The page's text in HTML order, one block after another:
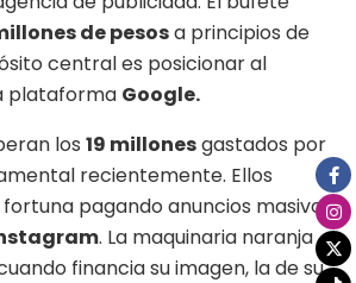
de pesosa principios de
central es posicionar al
plataforma Google.
los 19 millonesgastados por
recientemente. Ellos
pagando anuncios masivos
. La maquinaria naranja
financia su imagen, la de su